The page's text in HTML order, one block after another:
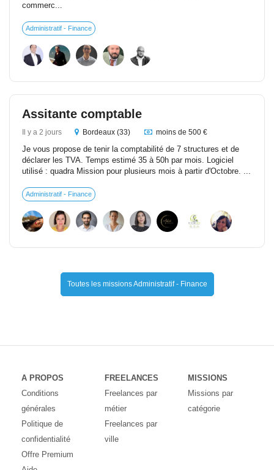
commerc...
Administratif - Finance
Assitante comptable
Il y a 2 jours Bordeaux (33) moins de 500 €
Je vous propose de tenir la comptabilité de 7 structures et de
déclarer les TVA. Temps estimé 35 à 50h par mois. Logiciel
utilisé : quadra Mission pour plusieurs mois à partir d'Octobre. ...
Administratif - Finance
Toutes les missions Administratif - Finance
A PROPOS
Conditions
générales
Politique de
confidentialité
Offre Premium
FREELANCES
Freelances par
métier
Freelances par
ville
MISSIONS
Missions par
catégorie